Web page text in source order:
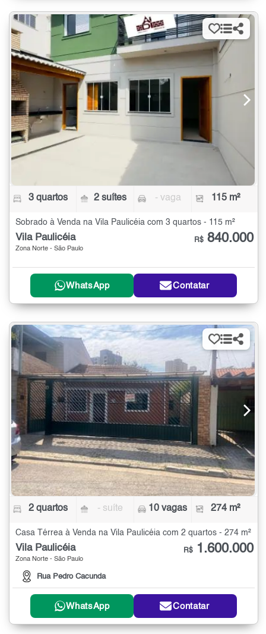
3 quartos 2 suítes - vaga 115 m²
Sobrado à Venda na Vila Paulicéia com 3 quartos - 115 m²
Vila Paulicéia
Zona Norte - São Paulo
R$ 840.000
WhatsApp Contatar
2 quartos - suíte 10 vagas 274 m²
Casa Térrea à Venda na Vila Paulicéia com 2 quartos - 274 m²
Vila Paulicéia
Zona Norte - São Paulo
Rua Pedro Cacunda
R$ 1.600.000
WhatsApp Contatar